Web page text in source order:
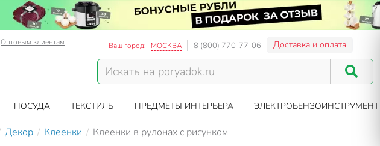
Оптовым клиентам Ваш город: МОСКВА 8 (800) 770-77-06 Доставка и оплата
ПОСУДА ТЕКСТИЛЬ ПРЕДМЕТЫ ИНТЕРЬЕРА ЭЛЕКТРОБЕНЗОИНСТРУМЕНТ
Декор Клеенки Клеенки в рулонах с рисунком